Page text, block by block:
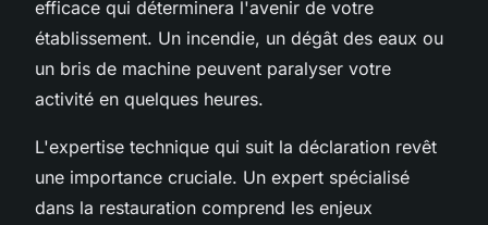
efficace qui déterminera l'avenir de votre
établissement. Un incendie, un dégât des eaux ou
un bris de machine peuvent paralyser votre
activité en quelques heures.
L'expertise technique qui suit la déclaration revêt
une importance cruciale. Un expert spécialisé
dans la restauration comprend les enjeux